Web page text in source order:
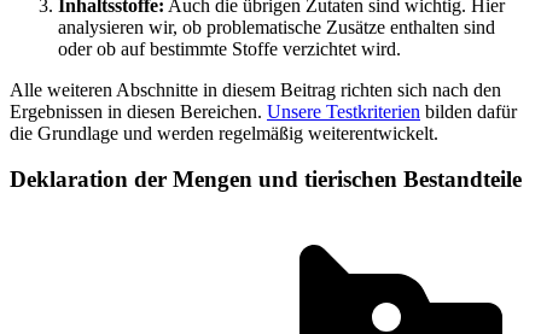
Inhaltsstoffe: Auch die übrigen Zutaten sind wichtig. Hier
analysieren wir, ob problematische Zusätze enthalten sind
oder ob auf bestimmte Stoffe verzichtet wird.
Alle weiteren Abschnitte in diesem Beitrag richten sich nach den
Ergebnissen in diesen Bereichen. Unsere Testkriterien bilden dafür
die Grundlage und werden regelmäßig weiterentwickelt.
Deklaration der Mengen und tierischen Bestandteile